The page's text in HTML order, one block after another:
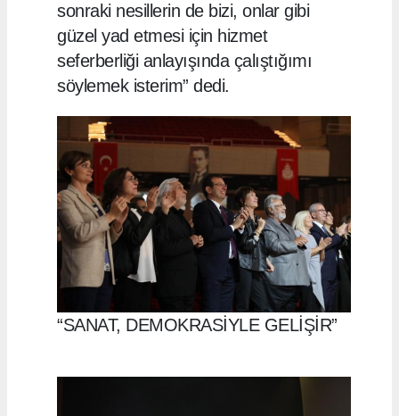
sonraki nesillerin de bizi, onlar gibi
güzel yad etmesi için hizmet
seferberliği anlayışında çalıştığımı
söylemek isterim” dedi.
“SANAT, DEMOKRASİYLE GELİŞİR”